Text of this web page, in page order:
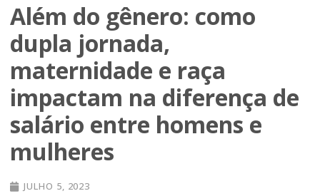
Além do gênero: como
dupla jornada,
maternidade e raça
impactam na diferença de
salário entre homens e
mulheres
JULHO 5, 2023